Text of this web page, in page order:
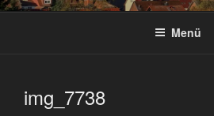
Menü
img_7738